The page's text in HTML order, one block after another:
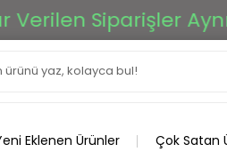
Siparişler Aynı
Eklenen Ürünler Çok Satan